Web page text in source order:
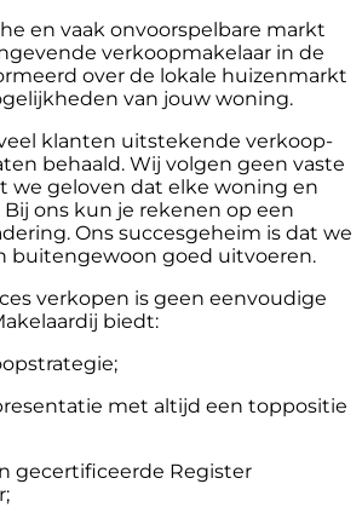
en vaak onvoorspelbare markt
verkoopmakelaar in de
over de lokale huizenmarkt
van jouw woning.
klanten uitstekende verkoop-
behaald. Wij volgen geen vaste
we geloven dat elke woning en
ons kun je rekenen op een
Ons succesgeheim is dat we
buitengewoon goed uitvoeren.
verkopen is geen eenvoudige
biedt:
met altijd een toppositie
gecertificeerde Register